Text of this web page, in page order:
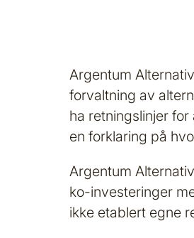
Argentum
forvaltning av
ha retningslinjer
en forklaring på
Argentum
ko-investeringer
ikke etablert egne